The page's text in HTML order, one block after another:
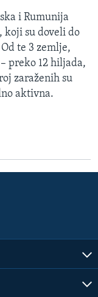
i Rumunija
koji su doveli do
te 3 zemlje,
preko 12 hiljada,
zaraženih su
aktivna.